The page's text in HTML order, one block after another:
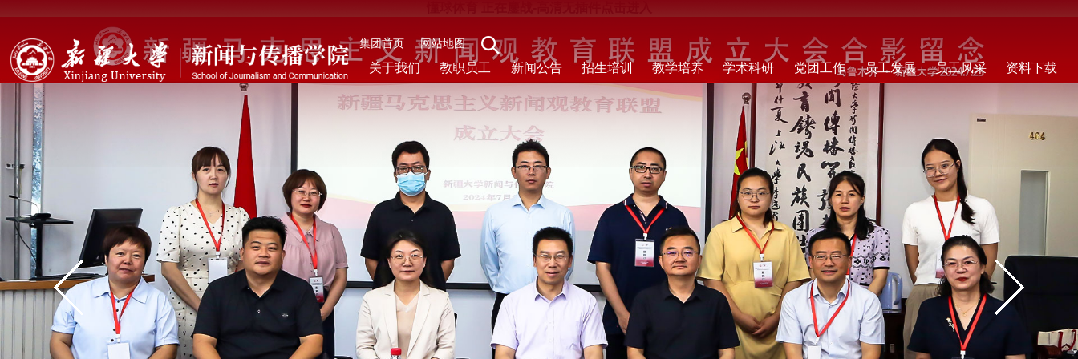
网站地图
集团首页
关于我们 教职员工 新闻公告 招生培训 教学培养 学术科研 党团工作 员工发展 员工风采 资料下载